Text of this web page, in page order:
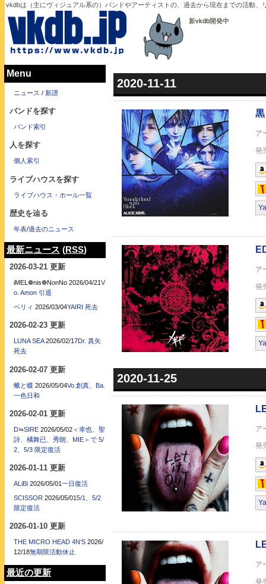
vkdbは（主にヴィジュアル系の）バンドやアーティストの、過去から現在までの活動
新vkdb開発中
2020-11-11
EDEN
2020-11-25
LET IT OUT(デジタ
LET IT OUT(通常盤)
Menu
ニュース / 新譜
バンドを探す
バンド索引
人を探す
個人索引
ライブハウスを探す
ライブハウス・ホール一覧
歴史を辿る
年表/過去のニュース
最新ニュース (RSS)
2026-03-21 更新
iMEL❁nis❁NonNo 2026/04/21 V
o. Amon 引退
ベリィ 2026/03/04YAIRI 死去
2026-02-23 更新
LUNA SEA 2026/02/17Dr. 真矢
死去
2026-02-07 更新
蛾と蝶 2026/05/04Vo.創真、Ba.
一色日和
2026-02-01 更新
D≒SIRE 2026/05/02＜幸也、聖
詩、橘舞已、秀朗、MIE＞で 5/
2、5/3 限定復活
2026-01-11 更新
ALiBi 2026/05/01一日復活
SCISSOR 2026/05/015/1、5/2
限定復活
2026-01-10 更新
THE MICRO HEAD 4N'S 2026/
12/18無期限活動休止
最近の更新